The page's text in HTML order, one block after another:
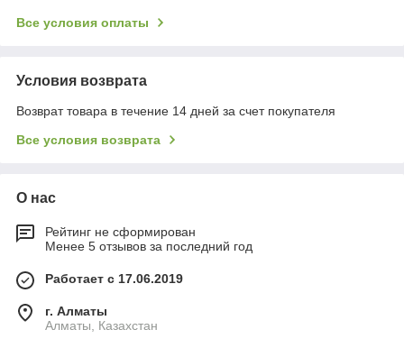
Все условия оплаты
Условия возврата
Возврат товара в течение 14 дней за счет покупателя
Все условия возврата
О нас
Рейтинг не сформирован
Менее 5 отзывов за последний год
Работает с 17.06.2019
г. Алматы
Алматы, Казахстан